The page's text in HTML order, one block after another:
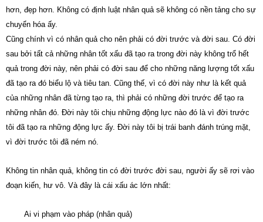
hơn, đẹp hơn. Không có định luật nhân quả sẽ không có nền tảng cho sự
chuyển hóa ấy.
Cũng chính vì có nhân quả cho nên phải có đời trước và đời sau. Có đời
sau bởi tất cả những nhân tốt xấu đã tạo ra trong đời này không trổ hết
quả trong đời này, nên phải có đời sau để cho những năng lượng tốt xấu
đã tạo ra đó biểu lộ và tiêu tan. Cũng thế, vì có đời này như là kết quả
của những nhân đã từng tạo ra, thì phải có những đời trước để tạo ra
những nhân đó. Đời này tôi chịu những động lực nào đó là vì đời trước
tôi đã tạo ra những động lực ấy. Đời này tôi bị trái banh đánh trúng mặt,
vì đời trước tôi đã ném nó.
Không tin nhân quả, không tin có đời trước đời sau, người ấy sẽ rơi vào
đoạn kiến, hư vô. Và đây là cái xấu ác lớn nhất:
Ai vi phạm vào pháp (nhân quả)